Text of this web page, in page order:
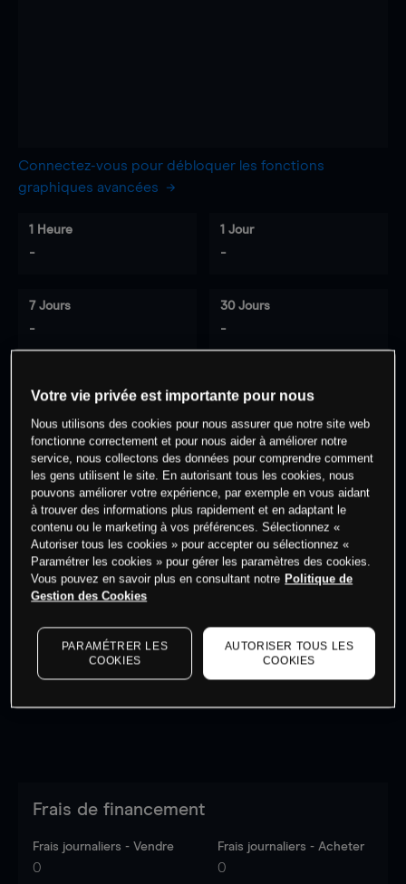
Connectez-vous pour débloquer les fonctions
graphiques avancées
1 Heure
-
1 Jour
-
7 Jours
-
30 Jours
-
0 % des clients ont une position à
cet actif
Commencez à trader
dernières données du marché.Log into see latest
market data
Frais de financement
Frais journaliers - Vendre
0
Frais journaliers - Acheter
0
Votre vie privée est importante pour nous
Nous utilisons des cookies pour nous assurer que notre site web
fonctionne correctement et pour nous aider à améliorer notre
service, nous collectons des données pour comprendre comment
les gens utilisent le site. En autorisant tous les cookies, nous
pouvons améliorer votre expérience, par exemple en vous aidant
à trouver des informations plus rapidement et en adaptant le
contenu ou le marketing à vos préférences. Sélectionnez «
Autoriser tous les cookies » pour accepter ou sélectionnez «
Paramétrer les cookies » pour gérer les paramètres des cookies.
Vous pouvez en savoir plus en consultant notre Politique de
Gestion des Cookies
PARAMÉTRER LES
COOKIES
AUTORISER TOUS LES
COOKIES